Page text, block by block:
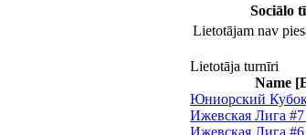
Sociālo
Lietotājam nav
Lietotāja turnīri
Name
Юниорский
Ижевская Лига #7
Ижевская Лига #6